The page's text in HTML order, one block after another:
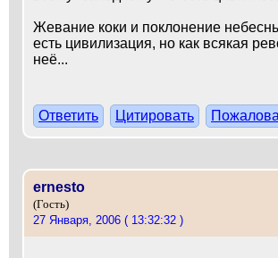
Жевание коки и поклонение
есть цивилизация, но как всякая
неё...
Ответить Цитировать
ernesto
(Гость)
27 Января, 2006 ( 13:32:32 )